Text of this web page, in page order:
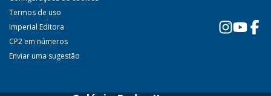
Termos de uso
Imperial Editora
CP2 em números
Enviar uma sugestão